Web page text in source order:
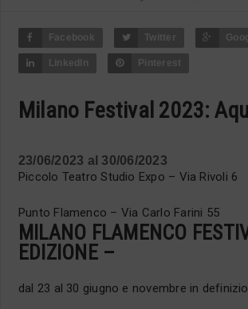
Facebook Twitter
LinkedIn Pinterest
Milano Festival 2023:
23/06/2023 al 30/06/2023
Piccolo Teatro Studio Expo – Via Rivoli 6
Punto Flamenco – Via Carlo Farini 55
MILANO FLAMENCO
EDIZIONE –
dal 23 al 30 giugno e novembre in